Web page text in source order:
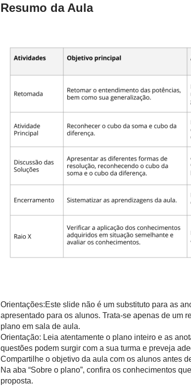
Resumo da Aula
Orientações:Este slide não é um substituto para as
apresentado para os alunos. Trata-se apenas de um
plano em sala de aula.
Orientação: Leia atentamente o plano inteiro e as
questões podem surgir com a sua turma e preveja
Compartilhe o objetivo da aula com os alunos antes
Na aba “Sobre o plano”, confira os conhecimentos
proposta.